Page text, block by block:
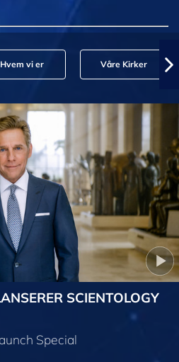
Hvem vi er Våre Kirker
SCIENTOLOGY
Special